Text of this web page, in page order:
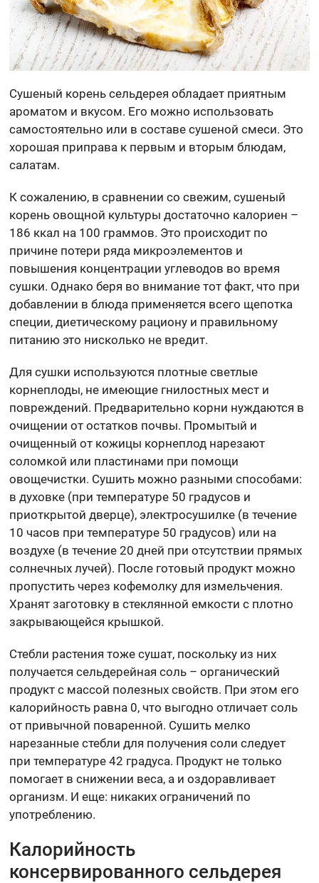
Сушеный корень сельдерея обладает приятным
ароматом и вкусом. Его можно использовать
самостоятельно или в составе сушеной смеси. Это
хорошая приправа к первым и вторым блюдам,
салатам.
К сожалению, в сравнении со свежим, сушеный
корень овощной культуры достаточно калориен –
186 ккал на 100 граммов. Это происходит по
причине потери ряда микроэлементов и
повышения концентрации углеводов во время
сушки. Однако беря во внимание тот факт, что при
добавлении в блюда применяется всего щепотка
специи, диетическому рациону и правильному
питанию это нисколько не вредит.
Для сушки используются плотные светлые
корнеплоды, не имеющие гнилостных мест и
повреждений. Предварительно корни нуждаются в
очищении от остатков почвы. Промытый и
очищенный от кожицы корнеплод нарезают
соломкой или пластинами при помощи
овощечистки. Сушить можно разными способами:
в духовке (при температуре 50 градусов и
приоткрытой дверце), электросушилке (в течение
10 часов при температуре 50 градусов) или на
воздухе (в течение 20 дней при отсутствии прямых
солнечных лучей). После готовый продукт можно
пропустить через кофемолку для измельчения.
Хранят заготовку в стеклянной емкости с плотно
закрывающейся крышкой.
Стебли растения тоже сушат, поскольку из них
получается сельдерейная соль – органический
продукт с массой полезных свойств. При этом его
калорийность равна 0, что выгодно отличает соль
от привычной поваренной. Сушить мелко
нарезанные стебли для получения соли следует
при температуре 42 градуса. Продукт не только
помогает в снижении веса, а и оздоравливает
организм. И еще: никаких ограничений по
употреблению.
Калорийность
консервированного сельдерея